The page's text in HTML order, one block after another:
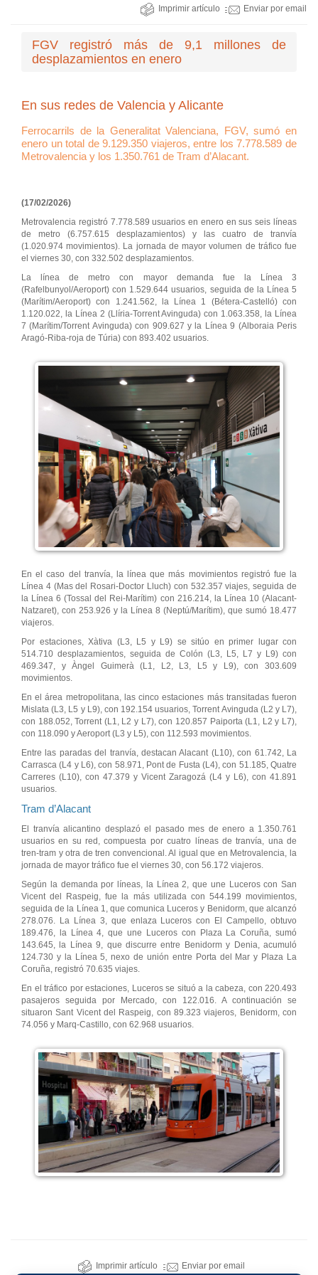
Imprimir artículo Enviar por email
FGV registró más de 9,1 millones de
desplazamientos en enero
En sus redes de Valencia y Alicante
Ferrocarrils de la Generalitat Valenciana, FGV, sumó en
enero un total de 9.129.350 viajeros, entre los 7.778.589 de
Metrovalencia y los 1.350.761 de Tram d’Alacant.
(17/02/2026)
Metrovalencia registró 7.778.589 usuarios en enero en sus seis líneas
de metro (6.757.615 desplazamientos) y las cuatro de tranvía
(1.020.974 movimientos). La jornada de mayor volumen de tráfico fue
el viernes 30, con 332.502 desplazamientos.
La línea de metro con mayor demanda fue la Línea 3
(Rafelbunyol/Aeroport) con 1.529.644 usuarios, seguida de la Línea 5
(Marítim/Aeroport) con 1.241.562, la Línea 1 (Bétera-Castelló) con
1.120.022, la Línea 2 (Llíria-Torrent Avinguda) con 1.063.358, la Línea
7 (Marítim/Torrent Avinguda) con 909.627 y la Línea 9 (Alboraia Peris
Aragó-Riba-roja de Túria) con 893.402 usuarios.
En el caso del tranvía, la línea que más movimientos registró fue la
Línea 4 (Mas del Rosari-Doctor Lluch) con 532.357 viajes, seguida de
la Línea 6 (Tossal del Rei-Marítim) con 216.214, la Línea 10 (Alacant-
Natzaret), con 253.926 y la Línea 8 (Neptú/Marítim), que sumó 18.477
viajeros.
Por estaciones, Xàtiva (L3, L5 y L9) se sitúo en primer lugar con
514.710 desplazamientos, seguida de Colón (L3, L5, L7 y L9) con
469.347, y Àngel Guimerà (L1, L2, L3, L5 y L9), con 303.609
movimientos.
En el área metropolitana, las cinco estaciones más transitadas fueron
Mislata (L3, L5 y L9), con 192.154 usuarios, Torrent Avinguda (L2 y L7),
con 188.052, Torrent (L1, L2 y L7), con 120.857 Paiporta (L1, L2 y L7),
con 118.090 y Aeroport (L3 y L5), con 112.593 movimientos.
Entre las paradas del tranvía, destacan Alacant (L10), con 61.742, La
Carrasca (L4 y L6), con 58.971, Pont de Fusta (L4), con 51.185, Quatre
Carreres (L10), con 47.379 y Vicent Zaragozá (L4 y L6), con 41.891
usuarios.
Tram d’Alacant
El tranvía alicantino desplazó el pasado mes de enero a 1.350.761
usuarios en su red, compuesta por cuatro líneas de tranvía, una de
tren-tram y otra de tren convencional. Al igual que en Metrovalencia, la
jornada de mayor tráfico fue el viernes 30, con 56.172 viajeros.
Según la demanda por líneas, la Línea 2, que une Luceros con San
Vicent del Raspeig, fue la más utilizada con 544.199 movimientos,
seguida de la Línea 1, que comunica Luceros y Benidorm, que alcanzó
278.076. La Línea 3, que enlaza Luceros con El Campello, obtuvo
189.476, la Línea 4, que une Luceros con Plaza La Coruña, sumó
143.645, la Línea 9, que discurre entre Benidorm y Denia, acumuló
124.730 y la Línea 5, nexo de unión entre Porta del Mar y Plaza La
Coruña, registró 70.635 viajes.
En el tráfico por estaciones, Luceros se situó a la cabeza, con 220.493
pasajeros seguida por Mercado, con 122.016. A continuación se
situaron Sant Vicent del Raspeig, con 89.323 viajeros, Benidorm, con
74.056 y Marq-Castillo, con 62.968 usuarios.
Imprimir artículo Enviar por email